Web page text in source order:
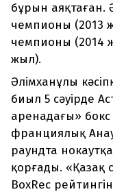
бұрын аяқтаған.
чемпионы (2013
чемпионы (2014
жыл).
Әлімханұлы
биыл 5 сәуірде
аренадағы» бокс
франциялық
раундта нокаутқа
қорғады. «Қазақ
BoxRec